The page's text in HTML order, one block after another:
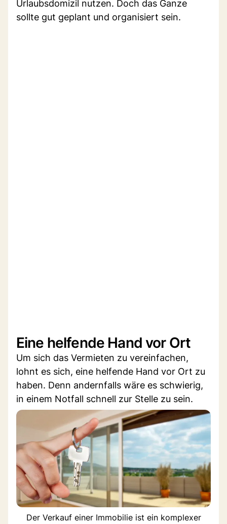
Urlaubsdomizil nutzen. Doch das Ganze
sollte gut geplant und organisiert sein.
Eine helfende Hand vor Ort
Um sich das Vermieten zu vereinfachen,
lohnt es sich, eine helfende Hand vor Ort zu
haben. Denn andernfalls wäre es schwierig,
in einem Notfall schnell zur Stelle zu sein.
Der Verkauf einer Immobilie ist ein komplexer